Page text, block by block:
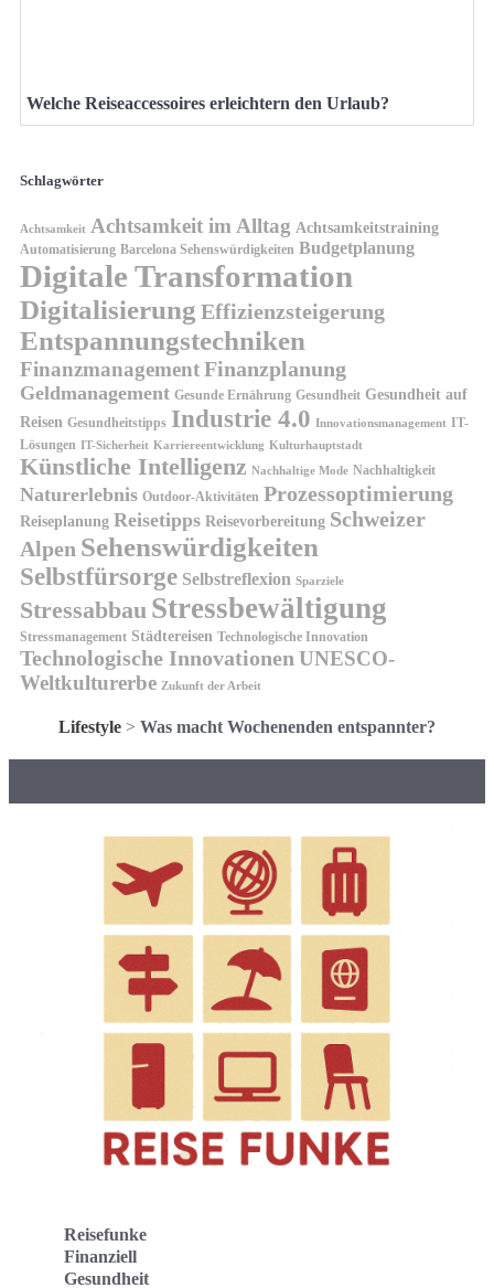
Welche Reiseaccessoires erleichtern den Urlaub?
Schlagwörter
Achtsamkeit Achtsamkeit im Alltag Achtsamkeitstraining
Automatisierung Barcelona Sehenswürdigkeiten Budgetplanung
Digitale Transformation
Digitalisierung Effizienzsteigerung
Entspannungstechniken
FinanzmanagementFinanzplanung
Geldmanagement Gesunde Ernährung Gesundheit Gesundheit auf
Reisen Gesundheitstipps Industrie 4.0 Innovationsmanagement IT-
Lösungen IT-Sicherheit Karriereentwicklung Kulturhauptstadt
Künstliche Intelligenz Nachhaltige Mode Nachhaltigkeit
Naturerlebnis Outdoor-Aktivitäten Prozessoptimierung
Reiseplanung Reisetipps Reisevorbereitung Schweizer
Alpen Sehenswürdigkeiten
Selbstfürsorge Selbstreflexion Sparziele
Stressabbau Stressbewältigung
Stressmanagement Städtereisen Technologische Innovation
Technologische Innovationen UNESCO-
Weltkulturerbe Zukunft der Arbeit
Lifestyle > Was macht Wochenenden entspannter?
Reisefunke
Finanziell
Gesundheit